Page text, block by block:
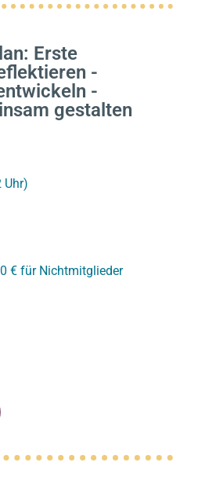
Erste
-
-
gestalten
Uhr)
€ für Nichtmitglieder